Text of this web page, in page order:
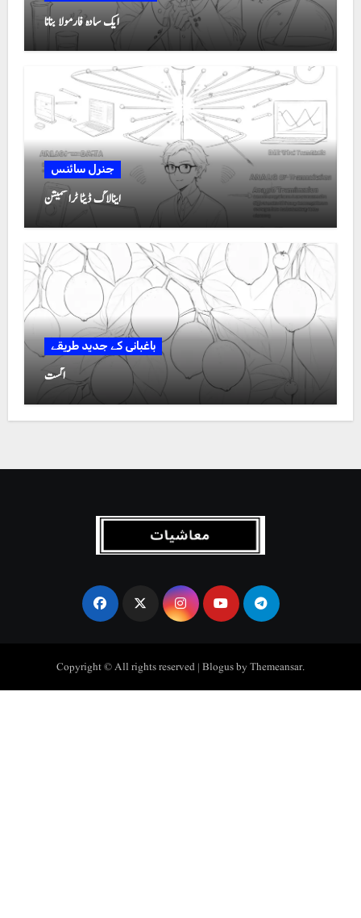
ایک سادہ فارمولا بنانا
جنرل سائنس
اینالاگ ڈیٹا ٹرانسمیشن
باغبانی کے جدید طریقے
اگست
Copyright © All rights reserved |BlogusbyThemeansar.